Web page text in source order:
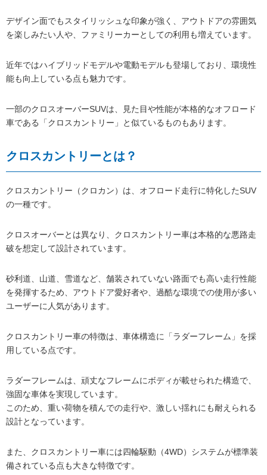
デザイン面でもスタイリッシュな印象が強く、アウトドアの雰囲気
を楽しみたい人や、ファミリーカーとしての利用も増えています。
近年ではハイブリッドモデルや電動モデルも登場しており、環境性
能も向上している点も魅力です。
一部のクロスオーバーSUVは、見た目や性能が本格的なオフロード
車である「クロスカントリー」と似ているものもあります。
クロスカントリーとは？
クロスカントリー（クロカン）は、オフロード走行に特化したSUV
の一種です。
クロスオーバーとは異なり、クロスカントリー車は本格的な悪路走
破を想定して設計されています。
砂利道、山道、雪道など、舗装されていない路面でも高い走行性能
を発揮するため、アウトドア愛好者や、過酷な環境での使用が多い
ユーザーに人気があります。
クロスカントリー車の特徴は、車体構造に「ラダーフレーム」を採
用している点です。
ラダーフレームは、頑丈なフレームにボディが載せられた構造で、
強固な車体を実現しています。
このため、重い荷物を積んでの走行や、激しい揺れにも耐えられる
設計となっています。
また、クロスカントリー車には四輪駆動（4WD）システムが標準装
備されている点も大きな特徴です。